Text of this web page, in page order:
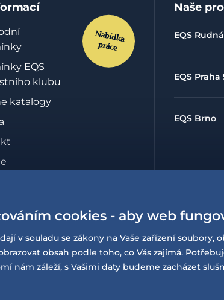
EQS
klubu
katalogy
o
Naše
EQS Rudná
EQS
EQS Brno
cookies - aby web
v souladu se zákony na Vaše zařízení soubory,
obsah podle toho, co Vás zajímá.
nám záleží, s Vašimi daty budeme zacházet